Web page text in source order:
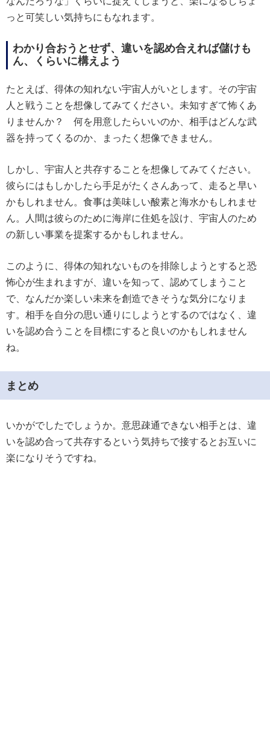
っと可笑しい気持ちにもなれます。
わかり合おうとせず、違いを認め合えれば儲けも
ん、くらいに構えよう
たとえば、得体の知れない宇宙人がいとします。その宇宙
人と戦うことを想像してみてください。未知すぎて怖くあ
りませんか？ 何を用意したらいいのか、相手はどんな武
器を持ってくるのか、まったく想像できません。
しかし、宇宙人と共存することを想像してみてください。
彼らにはもしかしたら手足がたくさんあって、走ると早い
かもしれません。食事は美味しい酸素と海水かもしれませ
ん。人間は彼らのために海岸に住処を設け、宇宙人のため
の新しい事業を提案するかもしれません。
このように、得体の知れないものを排除しようとすると恐
怖心が生まれますが、違いを知って、認めてしまうこと
で、なんだか楽しい未来を創造できそうな気分になりま
す。相手を自分の思い通りにしようとするのではなく、違
いを認め合うことを目標にすると良いのかもしれません
ね。
まとめ
いかがでしたでしょうか。意思疎通できない相手とは、違
いを認め合って共存するという気持ちで接するとお互いに
楽になりそうですね。